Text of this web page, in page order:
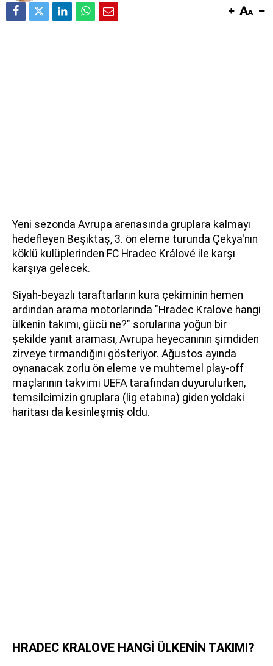
Yeni sezonda Avrupa arenasında gruplara kalmayı
hedefleyen Beşiktaş, 3. ön eleme turunda Çekya'nın
köklü kulüplerinden FC Hradec Králové ile karşı
karşıya gelecek.
Siyah-beyazlı taraftarların kura çekiminin hemen
ardından arama motorlarında "Hradec Kralove hangi
ülkenin takımı, gücü ne?" sorularına yoğun bir
şekilde yanıt araması, Avrupa heyecanının şimdiden
zirveye tırmandığını gösteriyor. Ağustos ayında
oynanacak zorlu ön eleme ve muhtemel play-off
maçlarının takvimi UEFA tarafından duyurulurken,
temsilcimizin gruplara (lig etabına) giden yoldaki
haritası da kesinleşmiş oldu.
HRADEC KRALOVE HANGİ ÜLKENİN TAKIMI?